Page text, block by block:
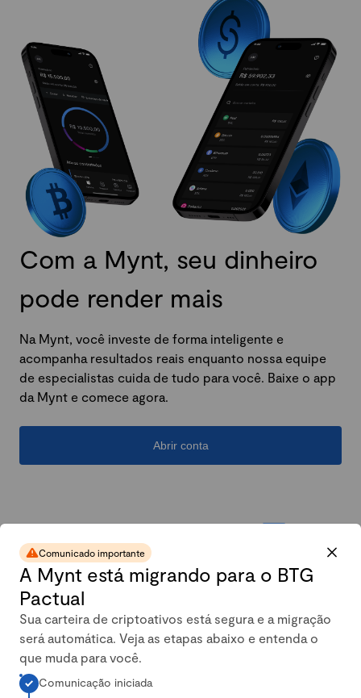
Com a Mynt, seu dinheiro
pode render mais
Na Mynt, você investe de forma inteligente e
acompanha resultados reais enquanto nossa equipe
de especialistas cuida de tudo para você. Baixe o app
da Mynt e comece agora.
Abrir conta
A carteira conservadora da
Comunicado importante
A Mynt está migrando para o BTG
Pactual
Sua carteira de criptoativos está segura e a migração
será automática. Veja as etapas abaixo e entenda o
que muda para você.
Comunicação iniciada